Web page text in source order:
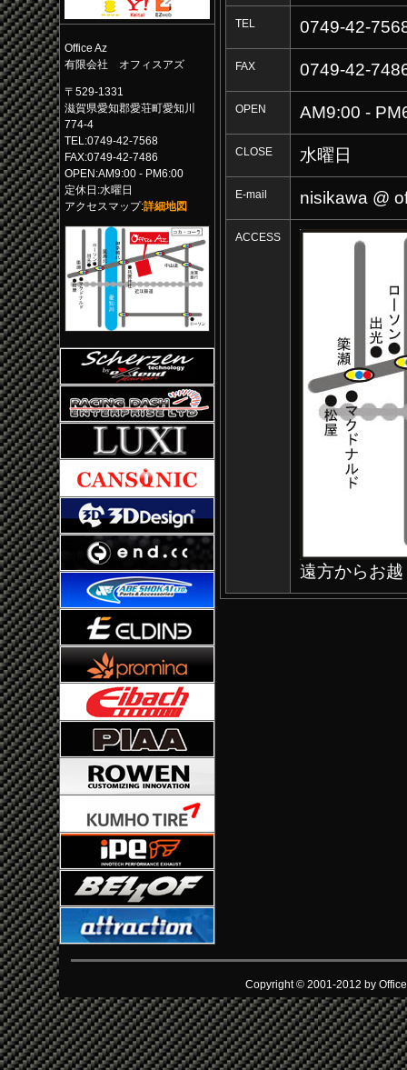
Office Az
有限会社 オフィスアズ
〒529-1331
滋賀県愛知郡愛荘町愛知川
774-4
TEL:0749-42-7568
FAX:0749-42-7486
OPEN:AM9:00 - PM6:00
定休日:水曜日
アクセスマップ:詳細地図
TEL 0749-42-
FAX 0749-42-
OPEN AM9:00 -
CLOSE 水曜日
E-mail nisikawa @
ACCESS
遠方からお
Copyright © 2001-2012 by